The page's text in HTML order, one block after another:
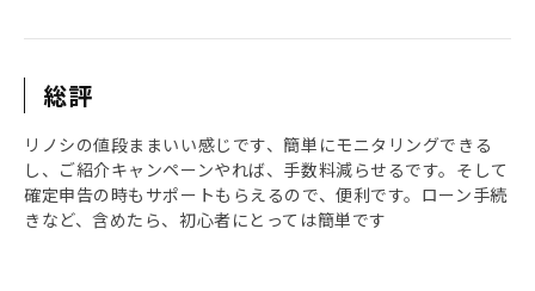
総評
リノシの値段ままいい感じです、簡単にモニタリングできる
し、ご紹介キャンペーンやれば、手数料減らせるです。そして
確定申告の時もサポートもらえるので、便利です。ローン手続
きなど、含めたら、初心者にとっては簡単です